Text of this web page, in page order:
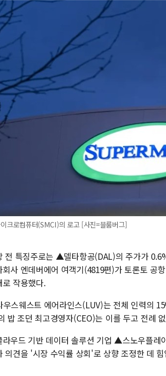
크로컴퓨터(SMCI)의 로고 [사진=블룸버그]
전 특징주로는 ▲델타항공(DAL)의 주가가
회사 엔데버에어 여객기(4819편)가 토론토 공
로 작용했다.
스웨스트 에어라인스(LUV)는 전체 인력의
밥 조던 최고경영자(CEO)는 이를 두고 전례
라우드 기반 데이터 솔루션 기업 ▲스노우플레
의견을 '시장 수익률 상회'로 상향 조정한 데